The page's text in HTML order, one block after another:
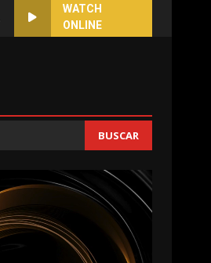
WATCH
ONLINE
BUSCAR